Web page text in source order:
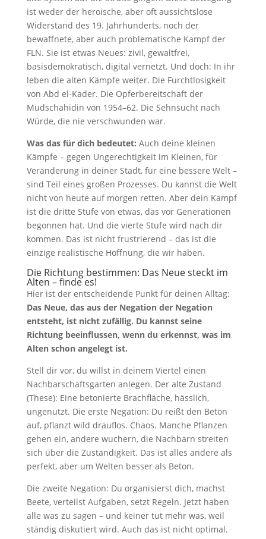
ist weder der heroische, aber oft aussichtslose
Widerstand des 19. Jahrhunderts, noch der
bewaffnete, aber auch problematische Kampf der
FLN. Sie ist etwas Neues: zivil, gewaltfrei,
basisdemokratisch, digital vernetzt. Und doch: In ihr
leben die alten Kämpfe weiter. Die Furchtlosigkeit
von Abd el-Kader. Die Opferbereitschaft der
Mudschahidin von 1954–62. Die Sehnsucht nach
Würde, die nie verschwunden war.
Was das für dich bedeutet: Auch deine kleinen
Kämpfe – gegen Ungerechtigkeit im Kleinen, für
Veränderung in deiner Stadt, für eine bessere Welt –
sind Teil eines großen Prozesses. Du kannst die Welt
nicht von heute auf morgen retten. Aber dein Kampf
ist die dritte Stufe von etwas, das vor Generationen
begonnen hat. Und die vierte Stufe wird nach dir
kommen. Das ist nicht frustrierend – das ist die
einzige realistische Hoffnung, die wir haben.
Die Richtung bestimmen: Das Neue steckt im
Alten – finde es!
Hier ist der entscheidende Punkt für deinen Alltag:
Das Neue, das aus der Negation der Negation
entsteht, ist nicht zufällig. Du kannst seine
Richtung beeinflussen, wenn du erkennst, was im
Alten schon angelegt ist.
Stell dir vor, du willst in deinem Viertel einen
Nachbarschaftsgarten anlegen. Der alte Zustand
(These): Eine betonierte Brachfläche, hässlich,
ungenutzt. Die erste Negation: Du reißt den Beton
auf, pflanzt wild drauflos. Chaos. Manche Pflanzen
gehen ein, andere wuchern, die Nachbarn streiten
sich über die Zuständigkeit. Das ist alles andere als
perfekt, aber um Welten besser als Beton.
Die zweite Negation: Du organisierst dich, machst
Beete, verteilst Aufgaben, setzt Regeln. Jetzt haben
alle was zu sagen – und keiner tut mehr was, weil
ständig diskutiert wird. Auch das ist nicht optimal.